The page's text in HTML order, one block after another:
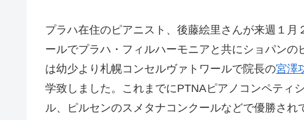
プラハ在住のピアニスト、後藤絵里さんが来週１
ールでプラハ・フィルハーモニアと共にショパン
は幼少より札幌コンセルヴァトワールで院長の宮澤
学致しました。これまでにPTNAピアノコンペティ
ル、ピルセンのスメタナコンクールなどで優勝さ